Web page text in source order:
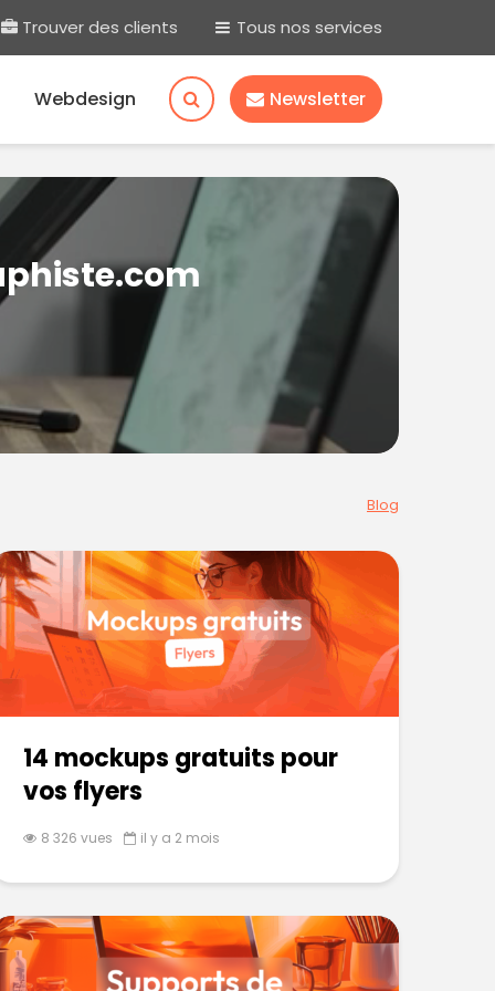
Trouver des clients Tous nos services
Webdesign Newsletter
Blog
14 mockups gratuits pour
vos flyers
8 326 vues il y a 2 mois